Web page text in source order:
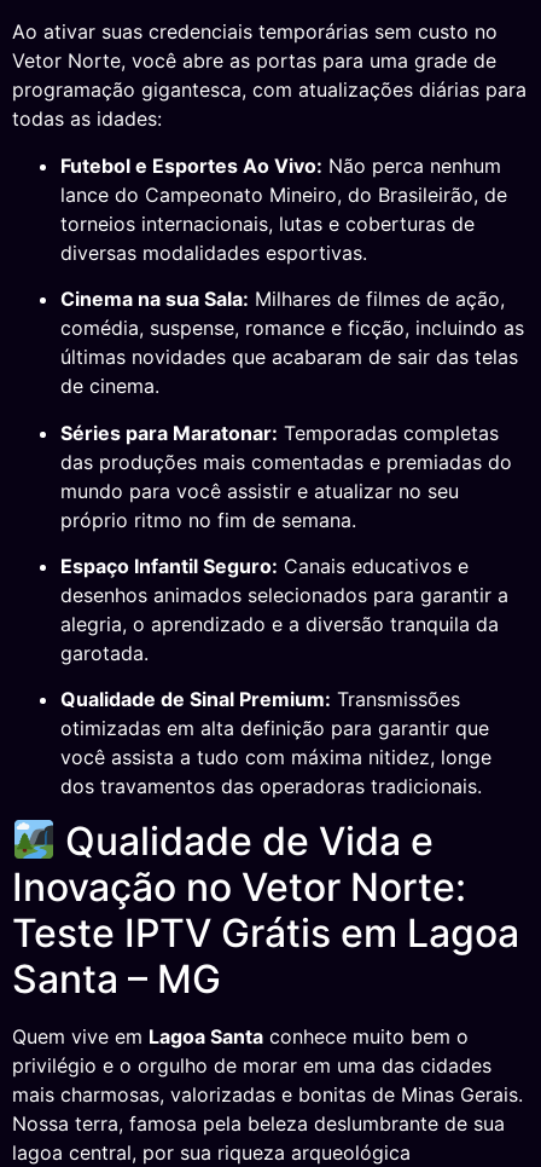
Ao ativar suas credenciais temporárias sem custo no
Vetor Norte, você abre as portas para uma grade de
programação gigantesca, com atualizações diárias para
todas as idades:
Futebol e Esportes Ao Vivo: Não perca nenhum
lance do Campeonato Mineiro, do Brasileirão, de
torneios internacionais, lutas e coberturas de
diversas modalidades esportivas.
Cinema na sua Sala: Milhares de filmes de ação,
comédia, suspense, romance e ficção, incluindo as
últimas novidades que acabaram de sair das telas
de cinema.
Séries para Maratonar: Temporadas completas
das produções mais comentadas e premiadas do
mundo para você assistir e atualizar no seu
próprio ritmo no fim de semana.
Espaço Infantil Seguro: Canais educativos e
desenhos animados selecionados para garantir a
alegria, o aprendizado e a diversão tranquila da
garotada.
Qualidade de Sinal Premium: Transmissões
otimizadas em alta definição para garantir que
você assista a tudo com máxima nitidez, longe
dos travamentos das operadoras tradicionais.
Qualidade de Vida e
Inovação no Vetor Norte:
Teste IPTV Grátis em Lagoa
Santa – MG
Quem vive em Lagoa Santa conhece muito bem o
privilégio e o orgulho de morar em uma das cidades
mais charmosas, valorizadas e bonitas de Minas Gerais.
Nossa terra, famosa pela beleza deslumbrante de sua
lagoa central, por sua riqueza arqueológica